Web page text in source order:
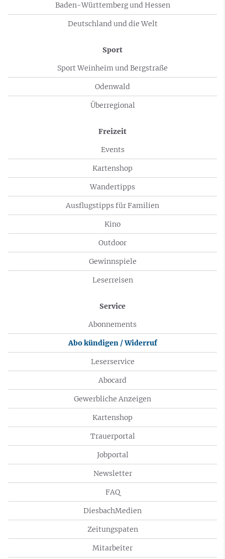
Baden-Württemberg und Hessen
Deutschland und die Welt
Sport
Sport Weinheim und Bergstraße
Odenwald
Überregional
Freizeit
Events
Kartenshop
Wandertipps
Ausflugstipps für Familien
Kino
Outdoor
Gewinnspiele
Leserreisen
Service
Abonnements
Abo kündigen / Widerruf
Leserservice
Abocard
Gewerbliche Anzeigen
Kartenshop
Trauerportal
Jobportal
Newsletter
FAQ
DiesbachMedien
Zeitungspaten
Mitarbeiter